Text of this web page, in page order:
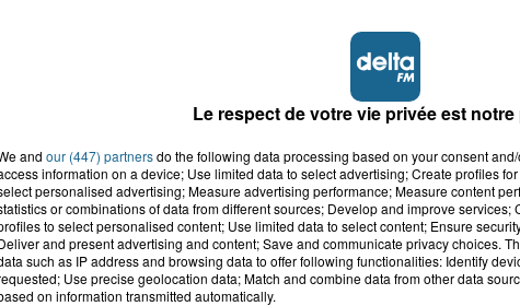
accident, Lucas s'en est allé
Valérie, 46
depuis
Le respect de votre vie privée est
and our (447) partnersdo the following data processing based on your consent
information on a device; Use limited data to select advertising; Create profiles
personalised advertising; Measure advertising performance; Measure content
or combinations of data from different sources; Develop and improve
to select personalised content; Use limited data to select content; Ensure
and present advertising and content; Save and communicate privacy choices.
such as IP address and browsing data to offer following functionalities: Identify
Use precise geolocation data; Match and combine data from other data
on information transmitted automatically.